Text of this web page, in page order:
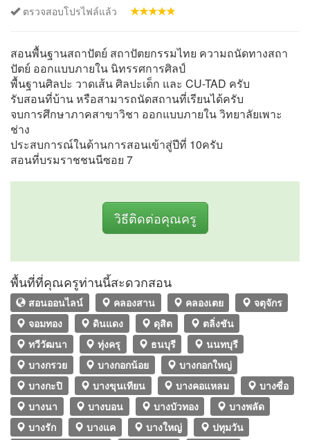
ตรวจสอบโปรไฟล์แล้ว
สอนพื้นฐานสถาปัตย์ สถาปัตยกรรมไทย ความถนัดทางสถา
ปัตย์ ออกแบบภายใน นิทรรศการศิลป์
พื้นฐานศิลปะ วาดเส้น ศิลปะเด็ก และ CU-TAD ครับ
รับสอนที่บ้าน หรือสามารถนัดสถานที่เรียนได้ครับ
จบการศึกษาภาคสาขาวิชา ออกแบบภายใน วิทยาลัยเพาะ
ช่าง
ประสบการณ์ในด้านการสอนเข้าสู่ปีที่ 10ครับ
สอนที่บรมราชชนนีซอย 7
วิธีติดต่อคุณครู
พื้นที่ที่คุณครูท่านนี้สะดวกสอน
สอนออนไลน์ คลองสาน คลองเตย
จตุจักร
จอมทอง
ดินแดง ดุสิต
ตลิ่งชัน
ทวีวัฒนา
ทุ่งครุ ธนบุรี
นนทบุรี
บางกรวย
บางกอกน้อย
บางกอกใหญ่
บางกะปิ
บางขุนเทียน บางคอแหลม
บางซื่อ
บางนา
บางบอน บางบัวทอง
บางพลัด
บางรัก
บางแค บางใหญ่
ปทุมวัน